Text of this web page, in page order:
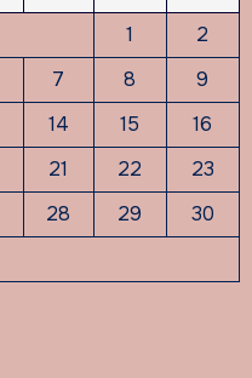
1
2
7 8
9
14 15
16
21 22
23
28 29
30